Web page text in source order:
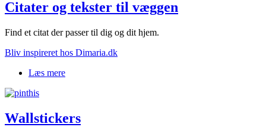
Citater og tekster til væggen
Find et citat der passer til dig og dit hjem.
Bliv inspireret hos Dimaria.dk
Læs mere
Wallstickers